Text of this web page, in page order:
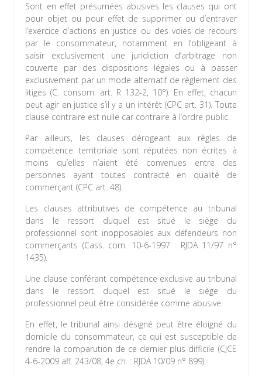
Sont en effet présumées abusives les clauses qui ont
pour objet ou pour effet de supprimer ou d’entraver
l’exercice d’actions en justice ou des voies de recours
par le consommateur, notamment en l’obligeant à
saisir exclusivement une juridiction d’arbitrage non
couverte par des dispositions légales ou à passer
exclusivement par un mode alternatif de règlement des
litiges (C. consom. art. R 132-2, 10°). En effet, chacun
peut agir en justice s’il y a un intérêt (CPC art. 31). Toute
clause contraire est nulle car contraire à l’ordre public.
Par ailleurs, les clauses dérogeant aux règles de
compétence territoriale sont réputées non écrites à
moins qu’elles n’aient été convenues entre des
personnes ayant toutes contracté en qualité de
commerçant (CPC art. 48).
Les clauses attributives de compétence au tribunal
dans le ressort duquel est situé le siège du
professionnel sont inopposables aux défendeurs non
commerçants (Cass. com. 10-6-1997 : RJDA 11/97 n°
1435).
Une clause conférant compétence exclusive au tribunal
dans le ressort duquel est situé le siège du
professionnel peut être considérée comme abusive.
En effet, le tribunal ainsi désigné peut être éloigné du
domicile du consommateur, ce qui est susceptible de
rendre la comparution de ce dernier plus difficile (CJCE
4-6-2009 aff. 243/08, 4e ch. : RJDA 10/09 n° 899).